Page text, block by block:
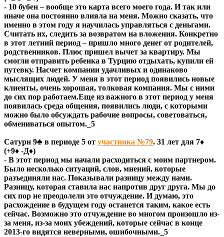
- 10 бубен – вообще это карта всего моего года. И так или
иначе она постоянно влияла на меня. Можно сказать, что
именно в этом году я научилась управляться с деньгами.
Считать их, следить за возвратом на вложения. Конкретно
в этот летний период – пришло много денег от родителей,
родственников. Плюс пришел вычет за квартиру. Мы
смогли отправить ребенка в Турцию отдыхать, купили ей
путевку. Насчет компании удачливых и одинаково
мыслящих людей. У меня в этот период появились новые
клиенты, очень хорошая, толковая компания. Мы с ними
до сих пор работаем.Еще из важного в этот период у меня
появилась среда общения, появились люди, с которыми
можно было обсуждать рабочие вопросы, советоваться,
обмениваться опытом._5
Сатурн 9♣ в периоде 5 от участника №79. 31 лет для 7♦
(+9♦ -Д♦)
- В этот период мы начали расходиться с моим партнером.
Было несколько ситуаций, слов, мнений, которые
разъединяли нас. Показывали разницу между нами.
Разницу, которая ставила нас напротив друг друга. Мы до
сих пор не преодолели это отчуждение. И думаю, это
расхождение в будущем году останется таким, какое есть
сейчас. Возможно это отчуждение во многом произошло из-
за меня, из-за моих убеждений, которые сейчас в конце
2013-го видятся неверными, ошибочными._5